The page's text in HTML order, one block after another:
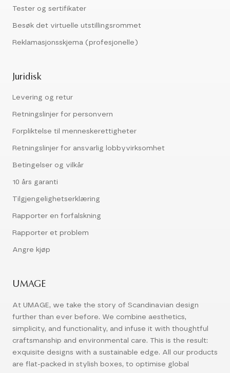
Tester og sertifikater
Besøk det virtuelle utstillingsrommet
Reklamasjonsskjema (profesjonelle)
Juridisk
Levering og retur
Retningslinjer for personvern
Forpliktelse til menneskerettigheter
Retningslinjer for ansvarlig lobbyvirksomhet
Betingelser og vilkår
10 års garanti
Tilgjengelighetserklæring
Rapporter en forfalskning
Rapporter et problem
Angre kjøp
UMAGE
At UMAGE, we take the story of Scandinavian design
further than ever before. We combine aesthetics,
simplicity, and functionality, and infuse it with thoughtful
craftsmanship and environmental care. This is the result:
exquisite designs with a sustainable edge. All our products
are flat-packed in stylish boxes, to optimise global